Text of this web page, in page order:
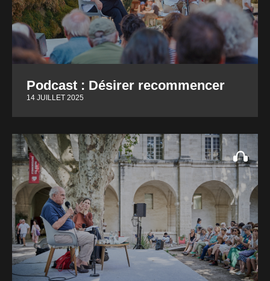
Podcast : Désirer recommencer
14 JUILLET 2025